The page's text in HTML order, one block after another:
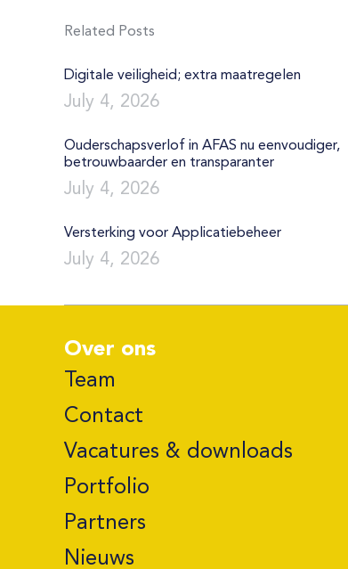
Related Posts
Digitale veiligheid; extra maatregelen
July 4, 2026
Ouderschapsverlof in AFAS nu eenvoudiger,
betrouwbaarder en transparanter
July 4, 2026
Versterking voor Applicatiebeheer
July 4, 2026
Over ons
Team
Contact
Vacatures & downloads
Portfolio
Partners
Nieuws